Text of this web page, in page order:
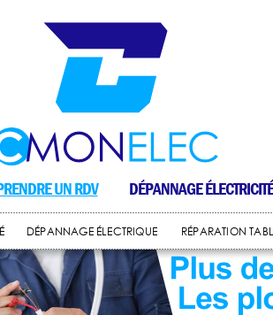
UN RDV DÉPANNAGE
DÉPANNAGE ÉLECTRIQUE RÉPARATION